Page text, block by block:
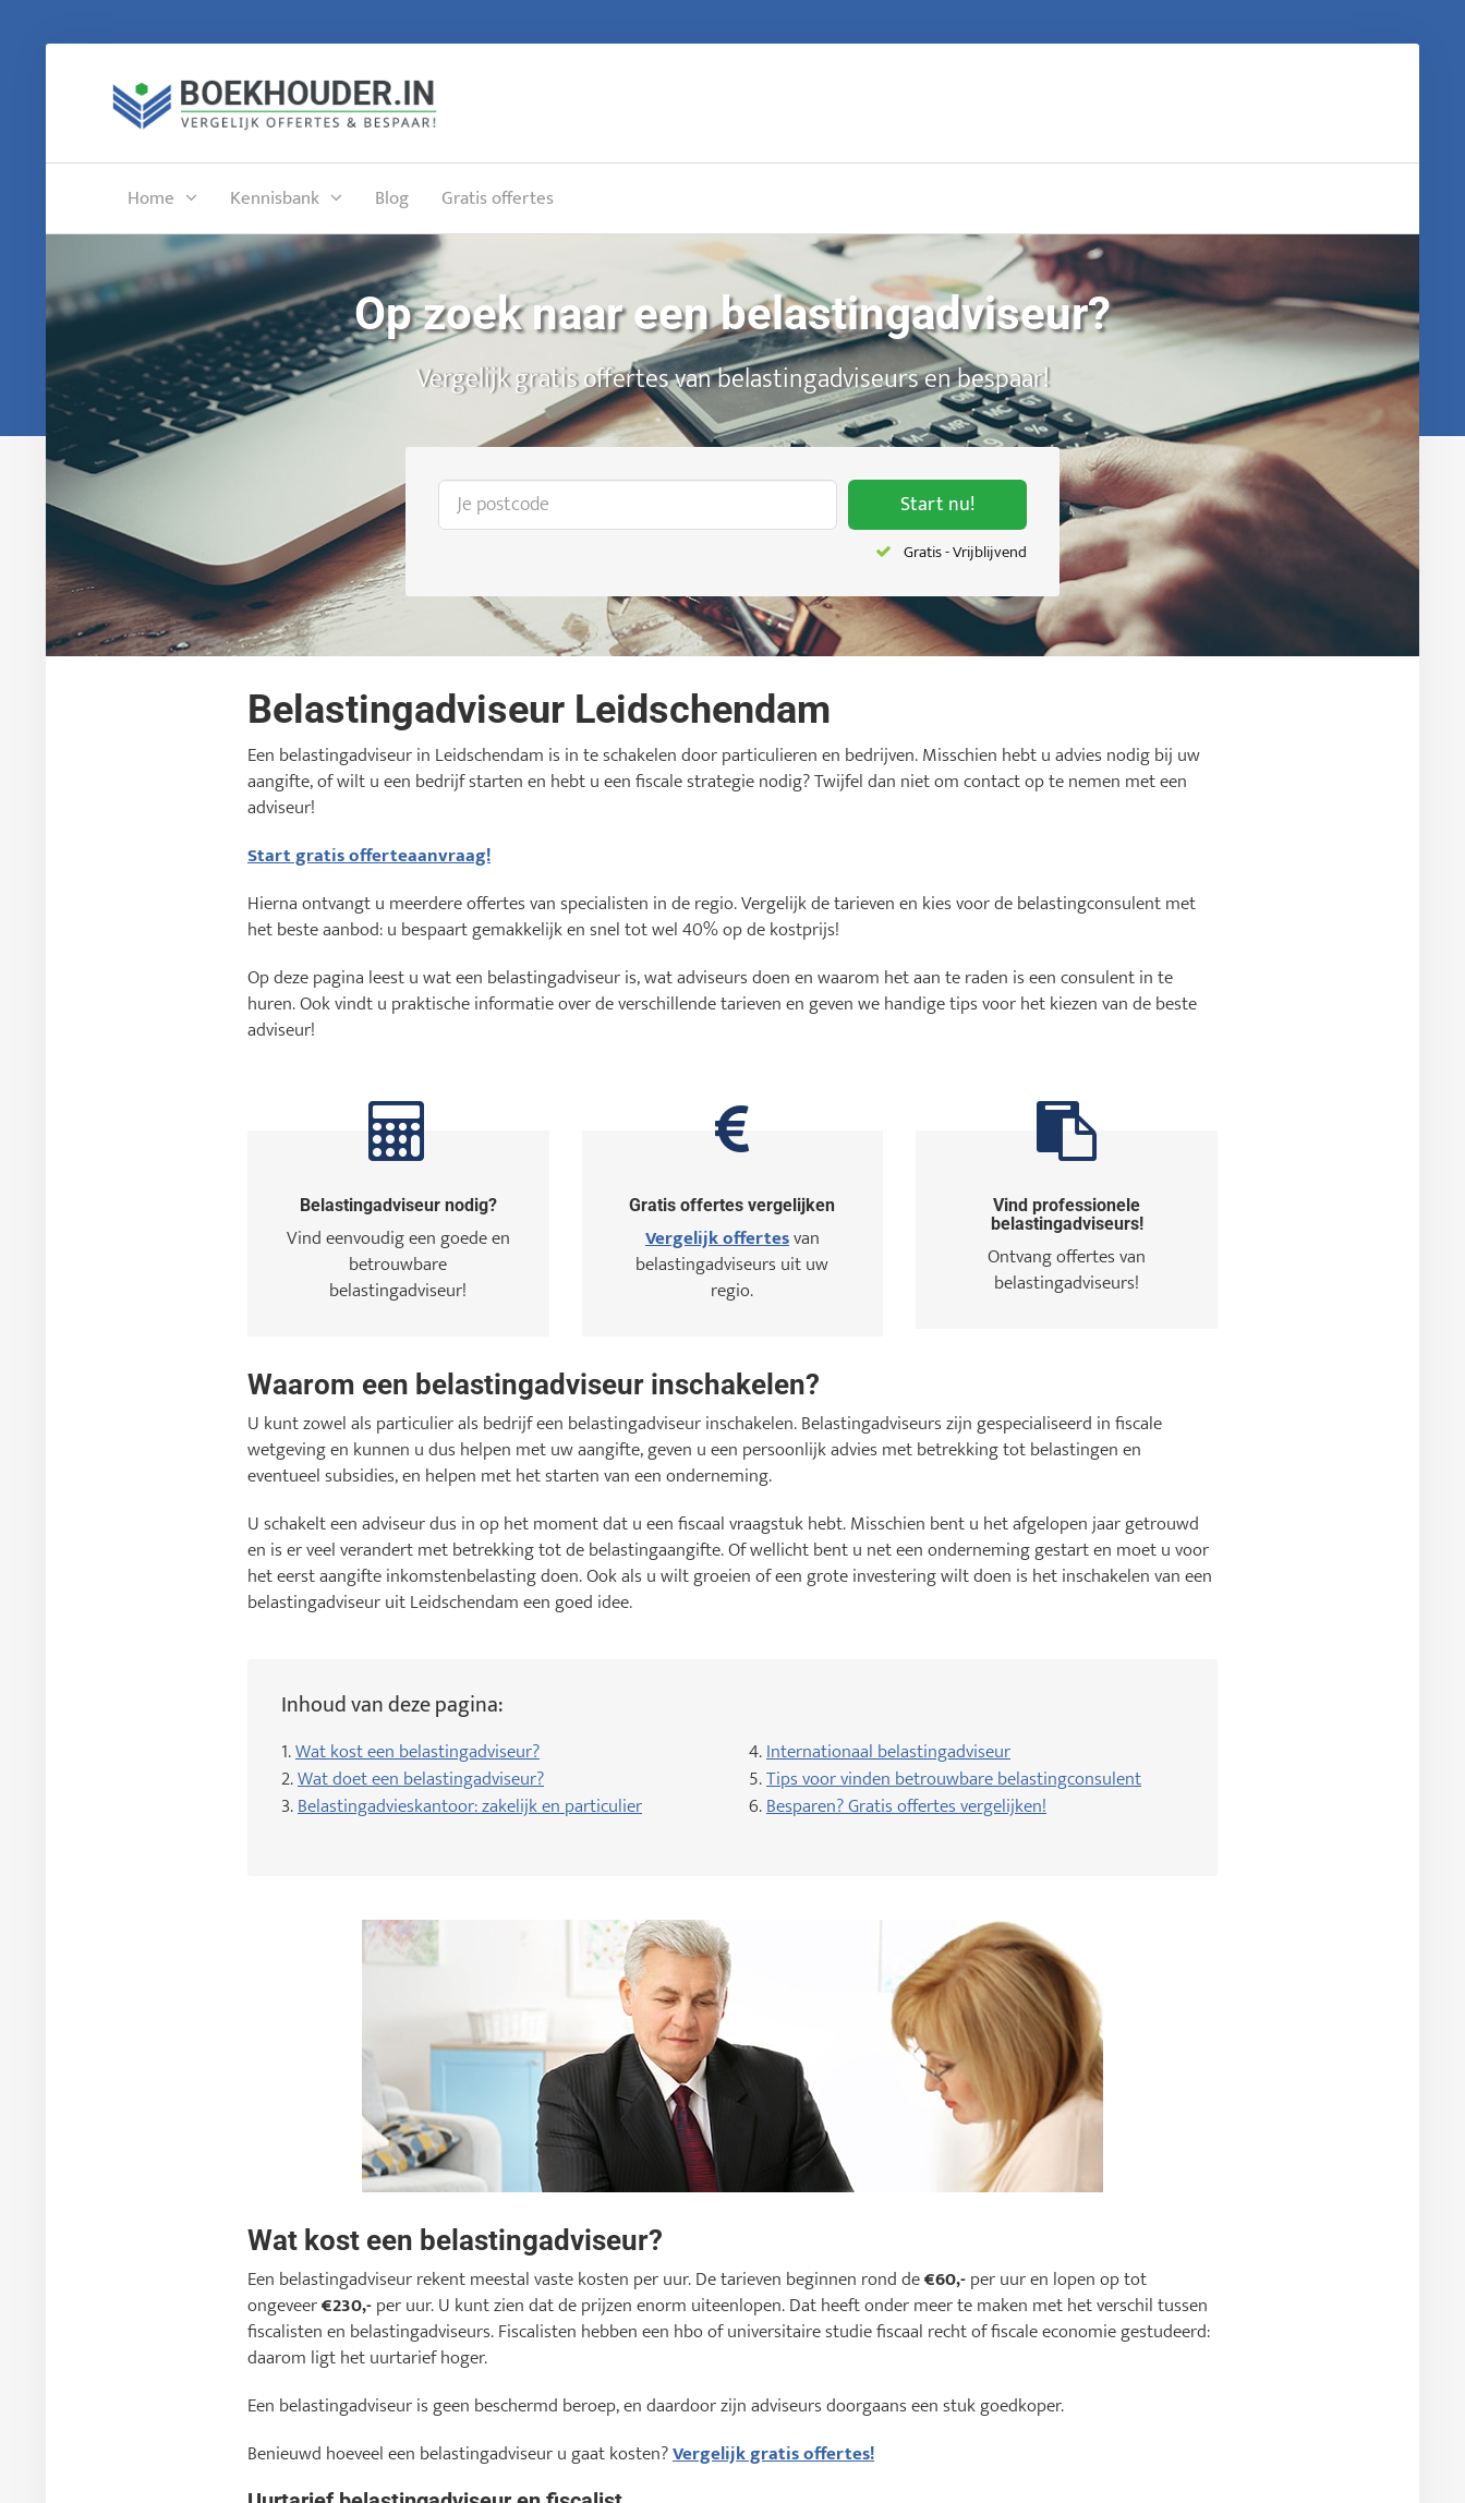
Home Kennisbank Blog Gratis offertes
Op zoek naar een belastingadviseur?
Vergelijk gratis offertes van belastingadviseurs en bespaar!
Start nu!
Gratis - Vrijblijvend
Belastingadviseur Leidschendam
Een belastingadviseur in Leidschendam is in te schakelen door particulieren en bedrijven. Misschien hebt u advies nodig bij uw
aangifte, of wilt u een bedrijf starten en hebt u een fiscale strategie nodig? Twijfel dan niet om contact op te nemen met een
adviseur!
Start gratis offerteaanvraag!
Hierna ontvangt u meerdere offertes van specialisten in de regio. Vergelijk de tarieven en kies voor de belastingconsulent met
het beste aanbod: u bespaart gemakkelijk en snel tot wel 40% op de kostprijs!
Op deze pagina leest u wat een belastingadviseur is, wat adviseurs doen en waarom het aan te raden is een consulent in te
huren. Ook vindt u praktische informatie over de verschillende tarieven en geven we handige tips voor het kiezen van de beste
adviseur!
Belastingadviseur nodig?
Vind eenvoudig een goede en
betrouwbare
belastingadviseur!
Gratis offertes vergelijken
Vergelijk offertesvan
belastingadviseurs uit uw
regio.
Vind professionele
belastingadviseurs!
Ontvang offertes van
belastingadviseurs!
Waarom een belastingadviseur inschakelen?
U kunt zowel als particulier als bedrijf een belastingadviseur inschakelen. Belastingadviseurs zijn gespecialiseerd in fiscale
wetgeving en kunnen u dus helpen met uw aangifte, geven u een persoonlijk advies met betrekking tot belastingen en
eventueel subsidies, en helpen met het starten van een onderneming.
U schakelt een adviseur dus in op het moment dat u een fiscaal vraagstuk hebt. Misschien bent u het afgelopen jaar getrouwd
en is er veel verandert met betrekking tot de belastingaangifte. Of wellicht bent u net een onderneming gestart en moet u voor
het eerst aangifte inkomstenbelasting doen. Ook als u wilt groeien of een grote investering wilt doen is het inschakelen van een
belastingadviseur uit Leidschendam een goed idee.
Inhoud van deze pagina:
1.Wat kost een belastingadviseur?
2.Wat doet een belastingadviseur?
3.Belastingadvieskantoor: zakelijk en particulier
4.Internationaal belastingadviseur
5.Tips voor vinden betrouwbare belastingconsulent
6.Besparen? Gratis offertes vergelijken!
Wat kost een belastingadviseur?
Een belastingadviseur rekent meestal vaste kosten per uur. De tarieven beginnen rond de€60,-per uur en lopen op tot
ongeveer€230,-per uur. U kunt zien dat de prijzen enorm uiteenlopen. Dat heeft onder meer te maken met het verschil tussen
fiscalisten en belastingadviseurs. Fiscalisten hebben een hbo of universitaire studie fiscaal recht of fiscale economie gestudeerd:
daarom ligt het uurtarief hoger.
Een belastingadviseur is geen beschermd beroep, en daardoor zijn adviseurs doorgaans een stuk goedkoper.
Benieuwd hoeveel een belastingadviseur u gaat kosten?Vergelijk gratis offertes!